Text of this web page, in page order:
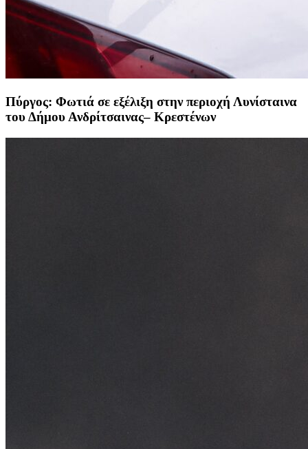
Πύργος: Φωτιά σε εξέλιξη στην περιοχή Λυνίσταινα
του Δήμου Ανδρίτσαινας– Κρεστένων